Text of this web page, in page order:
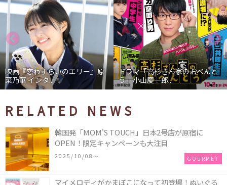
映画『恋わずらいのエリー』原
菜乃華 インタ...
ドラマ「高杉さん家のおべんと
う」小山慶一郎...
RELATED NEWS
韓国発「MOM'S TOUCH」日本2号店が原宿に
OPEN！限定キャンペーンも大注目
2025/10/08〜 GOURMET
マイメロディがかまぼこになって初登場！ぬいぐる